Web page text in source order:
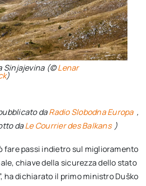
Sinjajevina (©Lenar
)
daRadio Slobodna Europa ,
daLe Courrier des Balkans )
fare passi indietro sul miglioramento
chiave della sicurezza dello stato
ha dichiarato il primo ministro Duško